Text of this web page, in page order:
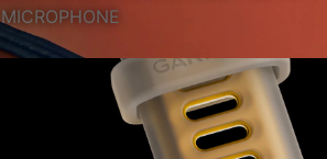
MICROPHONE